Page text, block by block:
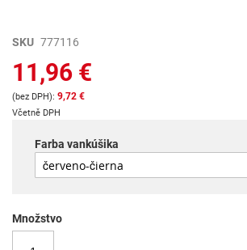
Preskočiť
začiatok
galérie
obrázkov
SKU 777116
11,96 €
9,72 €
Včetně DPH
Farba vankúšika
Množstvo